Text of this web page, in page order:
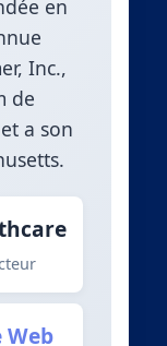
en
Inc.,
de
a son
Web